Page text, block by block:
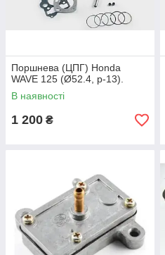
Поршнева (ЦПГ) Honda
WAVE 125 (Ø52.4, p-13).
В наявності
1 200 ₴